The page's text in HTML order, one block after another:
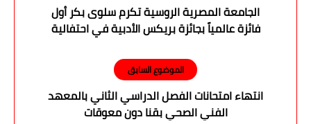
الجامعة المصرية الروسية تكرم سلوى بكر أول
فائزة عالمياً بجائزة بريكس الأدبية في احتفالية
الموضوع السابق
انتهاء امتحانات الفصل الدراسي الثاني بالمعهد
الفني الصحي بقنا دون معوقات